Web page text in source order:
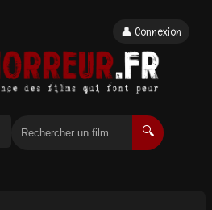
🔍
👤 Connexion